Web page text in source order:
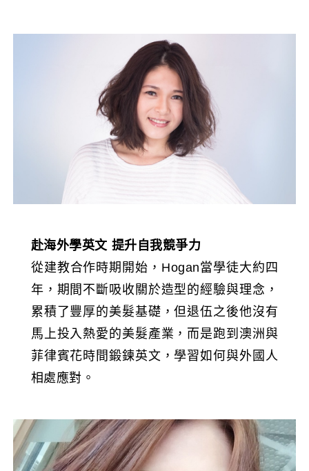
赴海外學英文 提升自我競爭力
從建教合作時期開始，Hogan當學徒大約四
年，期間不斷吸收關於造型的經驗與理念，
累積了豐厚的美髮基礎，但退伍之後他沒有
馬上投入熱愛的美髮產業，而是跑到澳洲與
菲律賓花時間鍛鍊英文，學習如何與外國人
相處應對。